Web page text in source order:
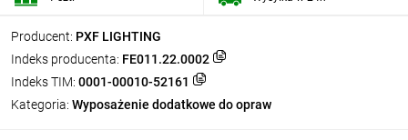
Producent: PXF LIGHTING
Indeks producenta: FE011.22.0002
Indeks TIM: 0001-00010-52161
Kategoria: Wyposażenie dodatkowe do opraw